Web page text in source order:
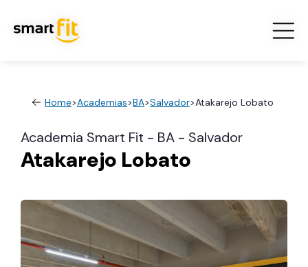
Home>Academias>BA>Salvador>Atakarejo Lobato
Academia Smart Fit - BA - Salvador
Atakarejo Lobato